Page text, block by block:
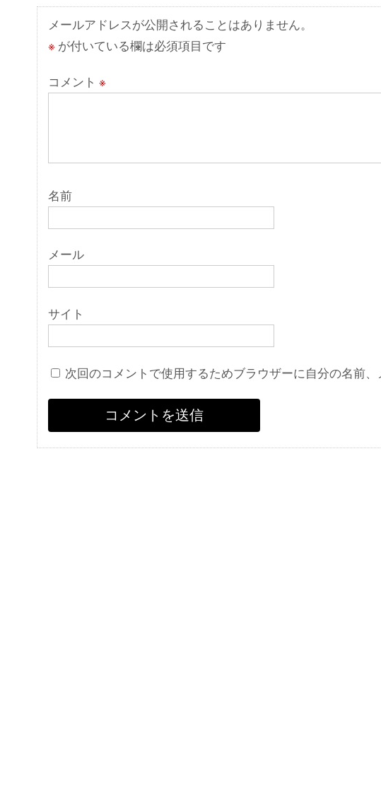
ー
シ
ョ
ン
メールアドレスが公開されることはありません。
※ が付いている欄は必須項目です
コメント ※
名前
メール
サイト
次回のコメントで使用するためブラウザーに自分の名前、